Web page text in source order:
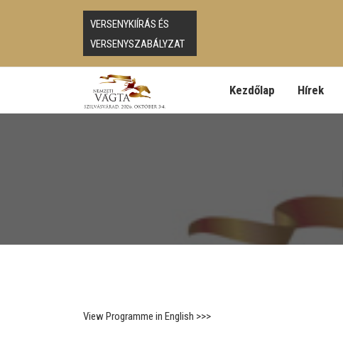
VERSENYKIÍRÁS ÉS
VERSENYSZABÁLYZAT
Kezdőlap Hírek
View Programme in English >>>